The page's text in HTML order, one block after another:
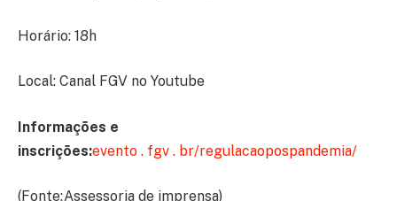
Horário: 18h
Local: Canal FGV no Youtube
Informações e
inscrições:evento . fgv . br/regulacaopospandemia/
(Fonte:Assessoria de imprensa)